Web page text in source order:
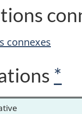
connexes
*